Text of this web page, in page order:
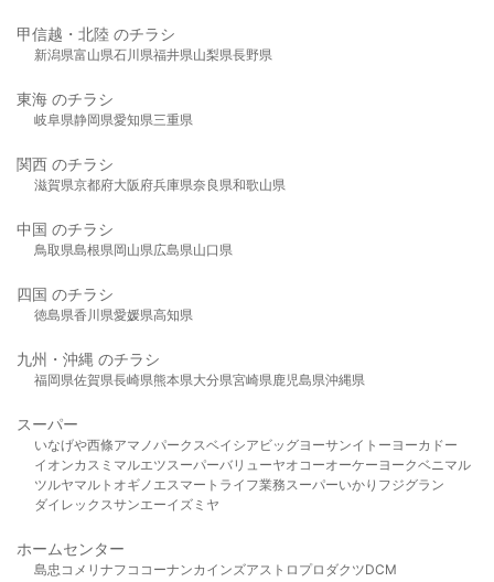
甲信越・北陸 のチラシ
新潟県富山県石川県福井県山梨県長野県
東海 のチラシ
岐阜県静岡県愛知県三重県
関西 のチラシ
滋賀県京都府大阪府兵庫県奈良県和歌山県
中国 のチラシ
鳥取県島根県岡山県広島県山口県
四国 のチラシ
徳島県香川県愛媛県高知県
九州・沖縄 のチラシ
福岡県佐賀県長崎県熊本県大分県宮崎県鹿児島県沖縄県
スーパー
いなげや西條アマノパークスベイシア ビッグヨーサンイトーヨーカドー
イオンカスミ マルエツスーパーバリューヤオコーオーケー ヨークベニマル
ツルヤマルト オギノ エスマート ライフ業務スーパーいかり フジグラン
ダイレックスサンエーイズミヤ
ホームセンター
島忠 コメリ ナフコ コーナンカインズアストロプロダクツDCM